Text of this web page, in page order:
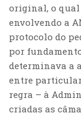
original, o qual
envolvendo a
protocolo do
por fundamento
determinava a
entre
regra – à
criadas as